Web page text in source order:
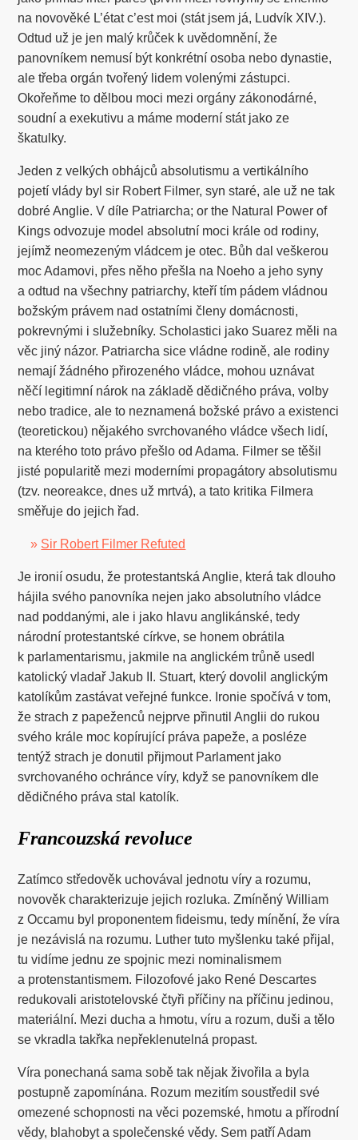
na novověké L’état c’est moi (stát jsem já, Ludvík XIV.).
Odtud už je jen malý krůček k uvědomnění, že
panovníkem nemusí být konkrétní osoba nebo dynastie,
ale třeba orgán tvořený lidem volenými zástupci.
Okořeňme to dělbou moci mezi orgány zákonodárné,
soudní a exekutivu a máme moderní stát jako ze
škatulky.
Jeden z velkých obhájců absolutismu a vertikálního
pojetí vlády byl sir Robert Filmer, syn staré, ale už ne tak
dobré Anglie. V díle Patriarcha; or the Natural Power of
Kings odvozuje model absolutní moci krále od rodiny,
jejímž neomezeným vládcem je otec. Bůh dal veškerou
moc Adamovi, přes něho přešla na Noeho a jeho syny
a odtud na všechny patriarchy, kteří tím pádem vládnou
božským právem nad ostatními členy domácnosti,
pokrevnými i služebníky. Scholastici jako Suarez měli na
věc jiný názor. Patriarcha sice vládne rodině, ale rodiny
nemají žádného přirozeného vládce, mohou uznávat
něčí legitimní nárok na základě dědičného práva, volby
nebo tradice, ale to neznamená božské právo a existenci
(teoretickou) nějakého svrchovaného vládce všech lidí,
na kterého toto právo přešlo od Adama. Filmer se těšil
jisté popularitě mezi moderními propagátory absolutismu
(tzv. neoreakce, dnes už mrtvá), a tato kritika Filmera
směřuje do jejich řad.
» Sir Robert Filmer Refuted
Je ironií osudu, že protestantská Anglie, která tak dlouho
hájila svého panovníka nejen jako absolutního vládce
nad poddanými, ale i jako hlavu anglikánské, tedy
národní protestantské církve, se honem obrátila
k parlamentarismu, jakmile na anglickém trůně usedl
katolický vladař Jakub II. Stuart, který dovolil anglickým
katolíkům zastávat veřejné funkce. Ironie spočívá v tom,
že strach z papeženců nejprve přinutil Anglii do rukou
svého krále moc kopírující práva papeže, a posléze
tentýž strach je donutil přijmout Parlament jako
svrchovaného ochránce víry, když se panovníkem dle
dědičného práva stal katolík.
Francouzská revoluce
Zatímco středověk uchovával jednotu víry a rozumu,
novověk charakterizuje jejich rozluka. Zmíněný William
z Occamu byl proponentem fideismu, tedy mínění, že víra
je nezávislá na rozumu. Luther tuto myšlenku také přijal,
tu vidíme jednu ze spojnic mezi nominalismem
a protenstantismem. Filozofové jako René Descartes
redukovali aristotelovské čtyři příčiny na příčinu jedinou,
materiální. Mezi ducha a hmotu, víru a rozum, duši a tělo
se vkradla takřka nepřeklenutelná propast.
Víra ponechaná sama sobě tak nějak živořila a byla
postupně zapomínána. Rozum mezitím soustředil své
omezené schopnosti na věci pozemské, hmotu a přírodní
vědy, blahobyt a společenské vědy. Sem patří Adam